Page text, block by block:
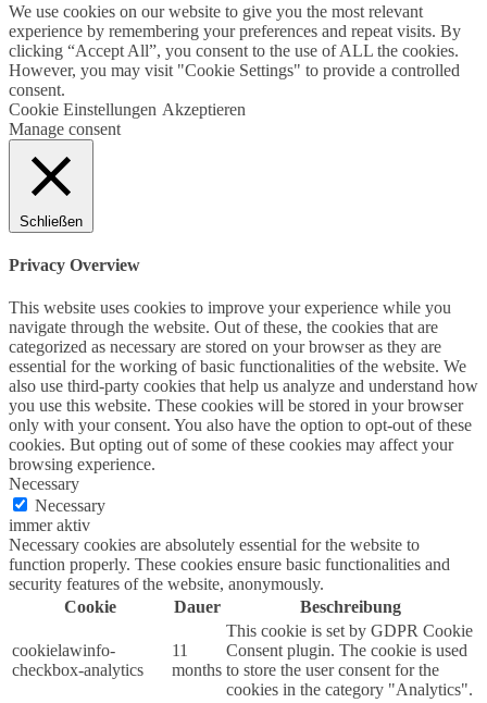
We use cookies on our website to give you the most relevant
experience by remembering your preferences and repeat visits. By
clicking “Accept All”, you consent to the use of ALL the cookies.
However, you may visit "Cookie Settings" to provide a controlled
consent.
Cookie Einstellungen Akzeptieren
Manage consent
Schließen
Privacy Overview
This website uses cookies to improve your experience while you
navigate through the website. Out of these, the cookies that are
categorized as necessary are stored on your browser as they are
essential for the working of basic functionalities of the website. We
also use third-party cookies that help us analyze and understand how
you use this website. These cookies will be stored in your browser
only with your consent. You also have the option to opt-out of these
cookies. But opting out of some of these cookies may affect your
browsing experience.
Necessary
Necessary
immer aktiv
Necessary cookies are absolutely essential for the website to
function properly. These cookies ensure basic functionalities and
security features of the website, anonymously.
Cookie
Dauer Beschreibung
cookielawinfo-
checkbox-analytics
11
months
This cookie is set by GDPR Cookie
Consent plugin. The cookie is used
to store the user consent for the
cookies in the category "Analytics".